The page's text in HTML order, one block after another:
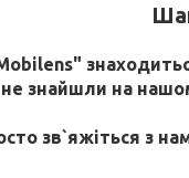
знайшли на
зв`яжіться з